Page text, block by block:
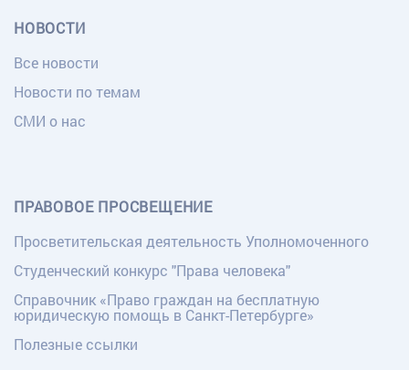
НОВОСТИ
Все новости
Новости по темам
СМИ о нас
ПРАВОВОЕ ПРОСВЕЩЕНИЕ
Просветительская деятельность Уполномоченного
Студенческий конкурс "Права человека"
Справочник «Право граждан на бесплатную
юридическую помощь в Санкт-Петербурге»
Полезные ссылки